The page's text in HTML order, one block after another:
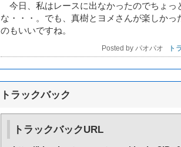
今日、私はレースに出なかったのでちょっ
な・・・。でも、真樹とヨメさんが楽しか
のもいいですね。
Posted by パオパオ ト
トラックバック
トラックバックURL